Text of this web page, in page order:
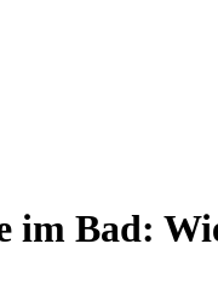
im Bad: